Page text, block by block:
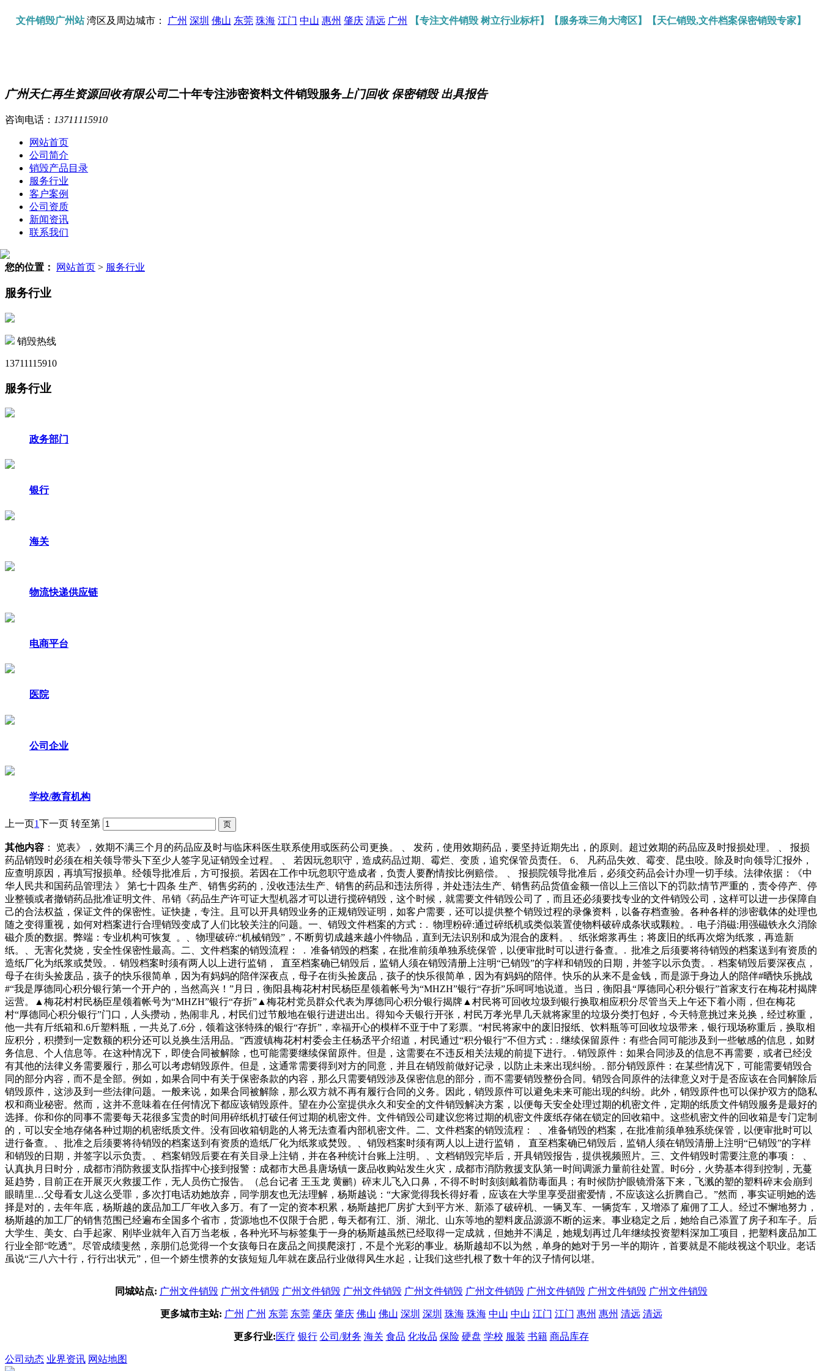
文件销毁广州站湾区及周边城市： 广州 深圳 佛山 东莞 珠海 江门 中山 惠州 肇庆 清远 广州 【专注文件销毁 树立行业标杆】【服务珠三角大湾区】【天仁销毁,文件档案保密销毁专家】
广州天仁再生资源回收有限公司二十年专注涉密资料文件销毁服务 上门回收 保密销毁 出具报告
咨询电话： 13711115910
网站首页
公司简介
销毁产品目录
服务行业
客户案例
公司资质
新闻资讯
联系我们
您的位置： 网站首页 > 服务行业
服务行业
销毁热线
13711115910
服务行业
政务部门
银行
海关
物流快递供应链
电商平台
医院
公司企业
学校/教育机构
上一页1下一页 转至第
其他内容 ： 览表》，效期不满三个月的药品应及时与临床科医生联系使用或医药公司更换。 、 发药，使用效期药品，要坚持近期先出，的原则。超过效期的药品应及时报损处理。 、 报损
药品销毁时必须在相关领导带头下至少人签字见证销毁全过程。 、 若因玩忽职守，造成药品过期、霉烂、变质，追究保管员责任。 6、 凡药品失效、霉变、昆虫咬。除及时向领导汇报外，
应查明原因，再填写报损单。经领导批准后，方可报损。若因在工作中玩忽职守造成者，负责人要酌情按比例赔偿。 、 报损院领导批准后，必须交药品会计办理一切手续。法律依据：《中
华人民共和国药品管理法 》 第七十四条 生产、销售劣药的，没收违法生产、销售的药品和违法所得，并处违法生产、销售药品货值金额一倍以上三倍以下的罚款;情节严重的，责令停产、停
业整顿或者撤销药品批准证明文件、吊销《药品生产许可证大型机器才可以进行搅碎销毁，这个时候，就需要文件销毁公司了，而且还必须要找专业的文件销毁公司，这样可以进一步保障自
己的合法权益，保证文件的保密性。证快捷，专注。且可以开具销毁业务的正规销毁证明，如客户需要，还可以提供整个销毁过程的录像资料，以备存档查验。各种各样的涉密载体的处理也
随之变得重视，如何对档案进行合理销毁变成了人们比较关注的问题。一、销毁文件档案的方式：. 物理粉碎:通过碎纸机或类似装置使物料破碎成条状或颗粒。. 电子消磁:用强磁铁永久消除
磁介质的数据。弊端：专业机构可恢复 。、物理破碎:“机械销毁”，不断剪切成越来越小件物品，直到无法识别和成为混合的废料。、纸张熔浆再生；将废旧的纸再次熔为纸浆，再造新
纸。、无害化焚烧，安全性保密性最高。二、文件档案的销毁流程： . 准备销毁的档案，在批准前须单独系统保管，以便审批时可以进行备查。. 批准之后须要将待销毁的档案送到有资质的
造纸厂化为纸浆或焚毁。. 销毁档案时须有两人以上进行监销， 直至档案确已销毁后，监销人须在销毁清册上注明“已销毁”的字样和销毁的日期，并签字以示负责。. 档案销毁后要深夜点，
母子在街头捡废品，孩子的快乐很简单，因为有妈妈的陪伴深夜点，母子在街头捡废品，孩子的快乐很简单，因为有妈妈的陪伴。快乐的从来不是金钱，而是源于身边人的陪伴#晒快乐挑战
#“我是厚德同心积分银行第一个开户的，当然高兴！”月日，衡阳县梅花村村民杨臣星领着帐号为“MHZH”银行“存折”乐呵呵地说道。当日，衡阳县“厚德同心积分银行”首家支行在梅花村揭牌
运营。▲梅花村村民杨臣星领着帐号为“MHZH”银行“存折”▲梅花村党员群众代表为厚德同心积分银行揭牌▲村民将可回收垃圾到银行换取相应积分尽管当天上午还下着小雨，但在梅花
村“厚德同心积分银行”门口，人头攒动，热闹非凡，村民们过节般地在银行进进出出。得知今天银行开张，村民万孝光早几天就将家里的垃圾分类打包好，今天特意挑过来兑换，经过称重，
他一共有斤纸箱和.6斤塑料瓶，一共兑了.6分，领着这张特殊的银行“存折”，幸福开心的模样不亚于中了彩票。“村民将家中的废旧报纸、饮料瓶等可回收垃圾带来，银行现场称重后，换取相
应积分，积攒到一定数额的积分还可以兑换生活用品。”西渡镇梅花村村委会主任杨丞平介绍道，村民通过“积分银行”不但方式：. 继续保留原件：有些合同可能涉及到一些敏感的信息，如财
务信息、个人信息等。在这种情况下，即使合同被解除，也可能需要继续保留原件。但是，这需要在不违反相关法规的前提下进行。. 销毁原件：如果合同涉及的信息不再需要，或者已经没
有其他的法律义务需要履行，那么可以考虑销毁原件。但是，这通常需要得到对方的同意，并且在销毁前做好记录，以防止未来出现纠纷。. 部分销毁原件：在某些情况下，可能需要销毁合
同的部分内容，而不是全部。例如，如果合同中有关于保密条款的内容，那么只需要销毁涉及保密信息的部分，而不需要销毁整份合同。销毁合同原件的法律意义对于是否应该在合同解除后
销毁原件，这涉及到一些法律问题。一般来说，如果合同被解除，那么双方就不再有履行合同的义务。因此，销毁原件可以避免未来可能出现的纠纷。此外，销毁原件也可以保护双方的隐私
权和商业秘密。然而，这并不意味着在任何情况下都应该销毁原件。望在办公室提供永久和安全的文件销毁解决方案，以便每天安全处理过期的机密文件，定期的纸质文件销毁服务是最好的
选择。你和你的同事不需要每天花很多宝贵的时间用碎纸机打破任何过期的机密文件。文件销毁公司建议您将过期的机密文件废纸存储在锁定的回收箱中。这些机密文件的回收箱是专门定制
的，可以安全地存储各种过期的机密纸质文件。没有回收箱钥匙的人将无法查看内部机密文件。二、文件档案的销毁流程： 、准备销毁的档案，在批准前须单独系统保管，以便审批时可以
进行备查。、批准之后须要将待销毁的档案送到有资质的造纸厂化为纸浆或焚毁。、销毁档案时须有两人以上进行监销， 直至档案确已销毁后，监销人须在销毁清册上注明“已销毁”的字样
和销毁的日期，并签字以示负责。、档案销毁后要在有关目录上注销，并在各种统计台账上注明。、文档销毁完毕后，开具销毁报告，提供视频照片。三、文件销毁时需要注意的事项： 、
认真执月日时分，成都市消防救援支队指挥中心接到报警：成都市大邑县唐场镇一废品收购站发生火灾，成都市消防救援支队第一时间调派力量前往处置。时6分，火势基本得到控制，无蔓
延趋势，目前正在开展灭火救援工作，无人员伤亡报告。（总台记者 王玉龙 黄鹂）碎末儿飞入口鼻，不得不时时刻刻戴着防毒面具；有时候防护眼镜滑落下来，飞溅的塑的塑料碎末会崩到
眼睛里…父母看女儿这么受罪，多次打电话劝她放弃，同学朋友也无法理解，杨斯越说：“大家觉得我长得好看，应该在大学里享受甜蜜爱情，不应该这么折腾自己。”然而，事实证明她的选
择是对的，去年年底，杨斯越的废品加工厂年收入多万。有了一定的资本积累，杨斯越把厂房扩大到平方米、新添了破碎机、一辆叉车、一辆货车，又增添了雇佣了工人。经过不懈地努力，
杨斯越的加工厂的销售范围已经遍布全国多个省市，货源地也不仅限于合肥，每天都有江、浙、湖北、山东等地的塑料废品源源不断的运来。事业稳定之后，她给自己添置了房子和车子。后
大学生、美女、白手起家、刚毕业就年入百万当老板，各种光环与标签集于一身的杨斯越虽然已经取得一定成就，但她并不满足，她规划再过几年继续投资塑料深加工项目，把塑料废品加工
行业全部“吃透”。尽管成绩斐然，亲朋们总觉得一个女孩每日在废品之间摸爬滚打，不是个光彩的事业。杨斯越却不以为然，单身的她对于另一半的期许，首要就是不能歧视这个职业。老话
虽说“三八六十行，行行出状元”，但一个娇生惯养的女孩短短几年就在废品行业做得风生水起，让我们这些扎根了数十年的汉子情何以堪。
同城站点: 广州文件销毁 广州文件销毁 广州文件销毁 广州文件销毁 广州文件销毁 广州文件销毁 广州文件销毁 广州文件销毁 广州文件销毁
更多城市主站: 广州 广州 东莞 东莞 肇庆 肇庆 佛山 佛山 深圳 深圳 珠海 珠海 中山 中山 江门 江门 惠州 惠州 清远 清远
更多行业:医疗 银行 公司/财务 海关 食品 化妆品 保险 硬盘 学校 服装 书籍 商品库存
公司动态 业界资讯 网站地图